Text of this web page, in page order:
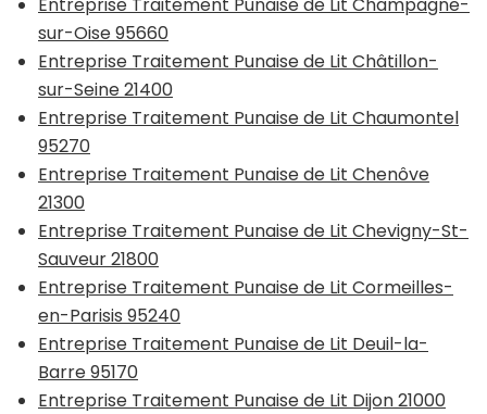
sur-Oise 95660
Entreprise Traitement Punaise de Lit Châtillon-
sur-Seine 21400
Entreprise Traitement Punaise de Lit Chaumontel
95270
Entreprise Traitement Punaise de Lit Chenôve
21300
Entreprise Traitement Punaise de Lit Chevigny-St-
Sauveur 21800
Entreprise Traitement Punaise de Lit Cormeilles-
en-Parisis 95240
Entreprise Traitement Punaise de Lit Deuil-la-
Barre 95170
Entreprise Traitement Punaise de Lit Dijon 21000